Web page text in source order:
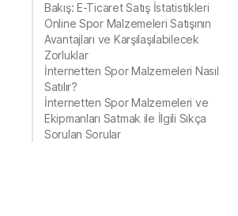
Bakış: E-Ticaret Satış İstatistikleri
Online Spor Malzemeleri Satışının
Avantajları ve Karşılaşılabilecek
Zorluklar
İnternetten Spor Malzemeleri Nasıl
Satılır?
İnternetten Spor Malzemeleri ve
Ekipmanları Satmak ile İlgili Sıkça
Sorulan Sorular